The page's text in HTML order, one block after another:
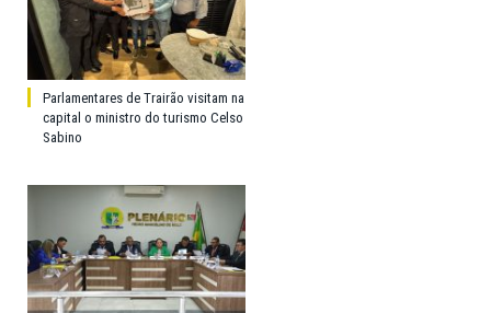
Parlamentares de Trairão visitam na
capital o ministro do turismo Celso
Sabino